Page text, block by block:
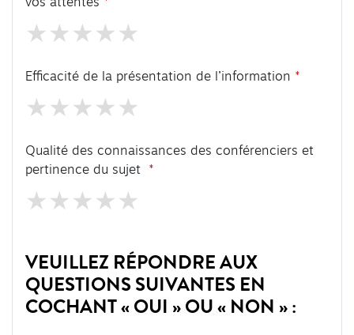
Efficacité de la présentation de l’information
Qualité des connaissances des conférenciers et
pertinence du sujet
VEUILLEZ RÉPONDRE AUX
QUESTIONS SUIVANTES EN
COCHANT « OUI » OU « NON » :